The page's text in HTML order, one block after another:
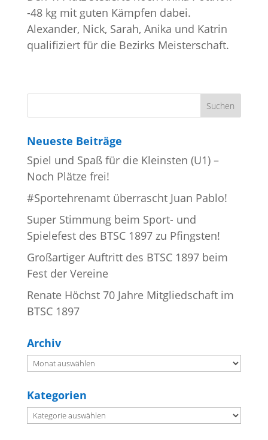
-48 kg mit guten Kämpfen dabei.
Alexander, Nick, Sarah, Anika und Katrin
qualifiziert für die Bezirks Meisterschaft.
Neueste Beiträge
Spiel und Spaß für die Kleinsten (U1) –
Noch Plätze frei!
#Sportehrenamt überrascht Juan Pablo!
Super Stimmung beim Sport- und
Spielefest des BTSC 1897 zu Pfingsten!
Großartiger Auftritt des BTSC 1897 beim
Fest der Vereine
Renate Höchst 70 Jahre Mitgliedschaft im
BTSC 1897
Archiv
Archiv
Kategorien
Kategorien